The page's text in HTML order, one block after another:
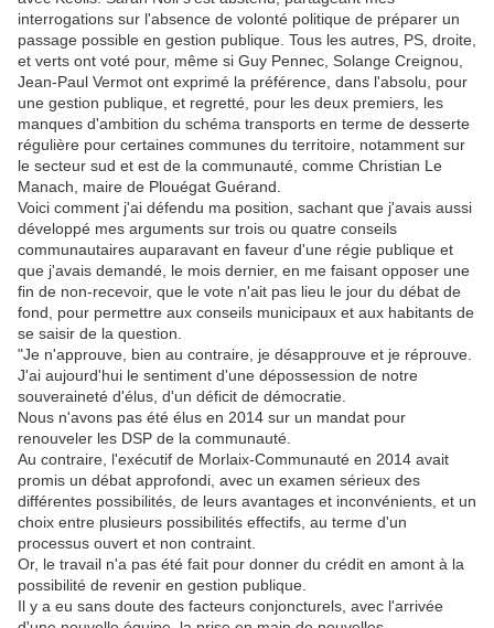
interrogations sur l'absence de volonté politique de préparer un
passage possible en gestion publique. Tous les autres, PS, droite,
et verts ont voté pour, même si Guy Pennec, Solange Creignou,
Jean-Paul Vermot ont exprimé la préférence, dans l'absolu, pour
une gestion publique, et regretté, pour les deux premiers, les
manques d'ambition du schéma transports en terme de desserte
régulière pour certaines communes du territoire, notamment sur
le secteur sud et est de la communauté, comme Christian Le
Manach, maire de Plouégat Guérand.
Voici comment j'ai défendu ma position, sachant que j'avais aussi
développé mes arguments sur trois ou quatre conseils
communautaires auparavant en faveur d'une régie publique et
que j'avais demandé, le mois dernier, en me faisant opposer une
fin de non-recevoir, que le vote n'ait pas lieu le jour du débat de
fond, pour permettre aux conseils municipaux et aux habitants de
se saisir de la question.
"Je n'approuve, bien au contraire, je désapprouve et je réprouve.
J'ai aujourd'hui le sentiment d'une dépossession de notre
souveraineté d'élus, d'un déficit de démocratie.
Nous n'avons pas été élus en 2014 sur un mandat pour
renouveler les DSP de la communauté.
Au contraire, l'exécutif de Morlaix-Communauté en 2014 avait
promis un débat approfondi, avec un examen sérieux des
différentes possibilités, de leurs avantages et inconvénients, et un
choix entre plusieurs possibilités effectifs, au terme d'un
processus ouvert et non contraint.
Or, le travail n'a pas été fait pour donner du crédit en amont à la
possibilité de revenir en gestion publique.
Il y a eu sans doute des facteurs conjoncturels, avec l'arrivée